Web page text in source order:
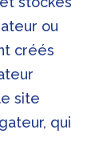
ou
créés
site
qui